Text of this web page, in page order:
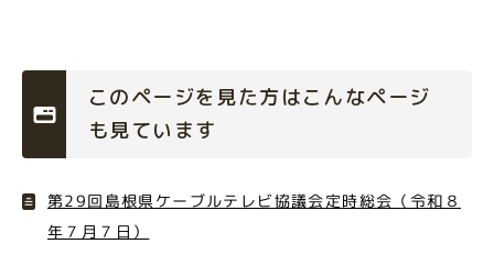
このページを見た方はこんなページ
も見ています
第29回島根県ケーブルテレビ協議会定時総会（令和８
年７月７日）